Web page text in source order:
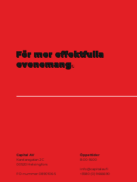
För mer effektfulla
evenemang.
Capital AV
Karelaregatan 2 C
00520 Helsingfors
FO-nummer: 0890106-5
Öppettider
8:00-16:00
info@capitalav.fi
+3580 (0) 9 6666 90